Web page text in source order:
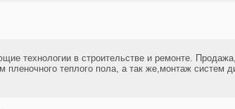
технологии в строительстве и ремонте.
пленочного теплого пола, а так же,монтаж систем